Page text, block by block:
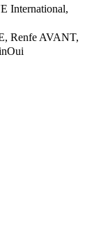
International,
Renfe AVANT,